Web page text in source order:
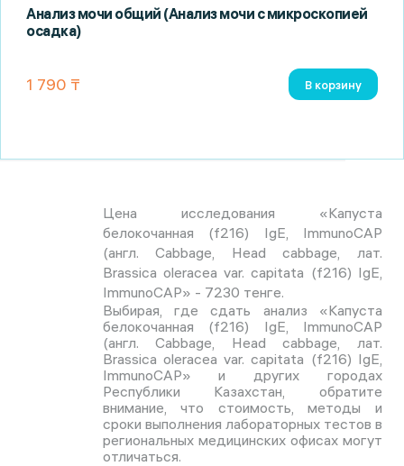
Анализ мочи общий (Анализ мочи с микроскопией
осадка)
1 790 ₸ В корзину
Цена исследования «Капуста
белокочанная (f216) IgE, ImmunoCAP
(англ. Cabbage, Head cabbage, лат.
Brassica oleracea var. capitata (f216) IgE,
ImmunoCAP» - 7230 тенге.
Выбирая, где сдать анализ «Капуста
белокочанная (f216) IgE, ImmunoCAP
(англ. Cabbage, Head cabbage, лат.
Brassica oleracea var. capitata (f216) IgE,
ImmunoCAP» и других городах
Республики Казахстан, обратите
внимание, что стоимость, методы и
сроки выполнения лабораторных тестов в
региональных медицинских офисах могут
отличаться.